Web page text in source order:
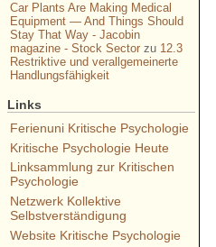
Car Plants Are Making Medical
Equipment — And Things Should
Stay That Way - Jacobin
magazine - Stock Sectorzu 12.3
Restriktive und verallgemeinerte
Handlungsfähigkeit
Links
Ferienuni Kritische Psychologie
Kritische Psychologie Heute
Linksammlung zur Kritischen
Psychologie
Netzwerk Kollektive
Selbstverständigung
Website Kritische Psychologie